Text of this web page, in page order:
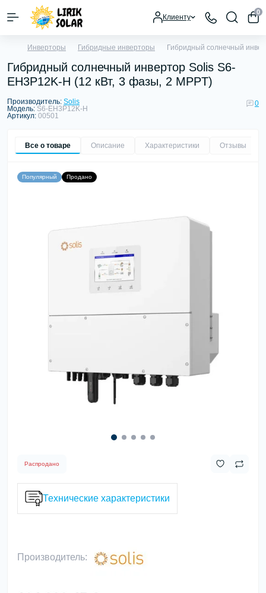
Клиенту
0
Инверторы Гибридные инверторы Гибридный солнечный
Гибридный солнечный инвертор Solis S6-
EH3P12K-H (12 кВт, 3 фазы, 2 MPPT)
Производитель: Solis
Модель: S6-EH3P12K-H
Артикул: 00501
0
Все о товаре Описание Характеристики Отзывы
Популярный Продано
Распродано
Технические характеристики
Производитель: